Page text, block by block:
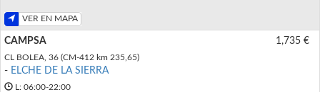
VER EN MAPA
CAMPSA
CL BOLEA, 36 (CM-412 km 235,65)
- ELCHE DE LA SIERRA
L: 06:00-22:00
1,735 €